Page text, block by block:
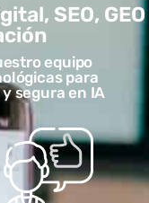
SEO, GEO
equipo
para
segura en IA